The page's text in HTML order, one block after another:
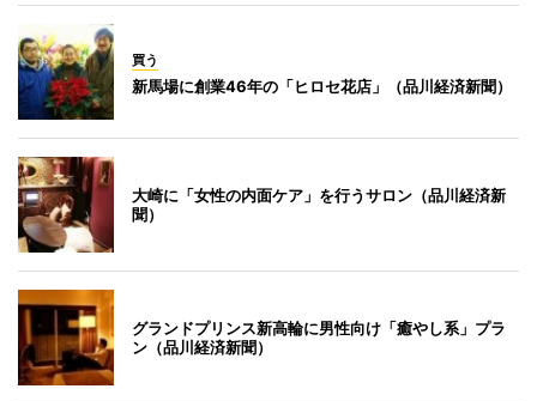
買う
新馬場に創業46年の「ヒロセ花店」（品川経済新聞）
大崎に「女性の内面ケア」を行うサロン（品川経済新
聞）
グランドプリンス新高輪に男性向け「癒やし系」プラ
ン（品川経済新聞）